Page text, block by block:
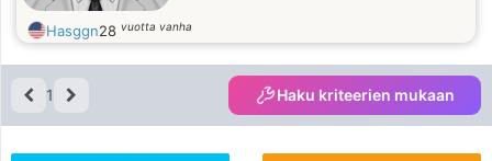
Hasggn28 vuotta vanha
1 Haku kriteerien mukaan